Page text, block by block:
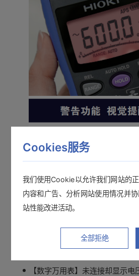
其他常见问题
【万用表】防爆结构的测试仪
【数字万用表】未连接却显示电
Cookies服务
我们使用Cookie以允许我们网站的
内容和广告、分析网站使用情况并
站性能改进活动。
全部拒绝